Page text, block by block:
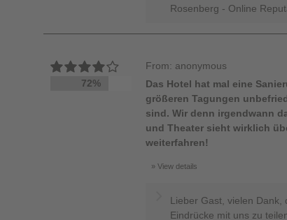
Rosenberg - Online
72%
From: anonymous
Das Hotel hat mal eine
größeren Tagungen
sind. Wir denn irgendwann
und Theater sieht wirklich
weiterfahren!
View details
Lieber Gast, vielen Dank,
Eindrücke mit uns zu